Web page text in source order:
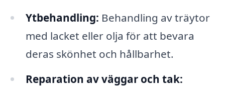
Ytbehandling: Behandling av träytor
med lacket eller olja för att bevara
deras skönhet och hållbarhet.
Reparation av väggar och tak: